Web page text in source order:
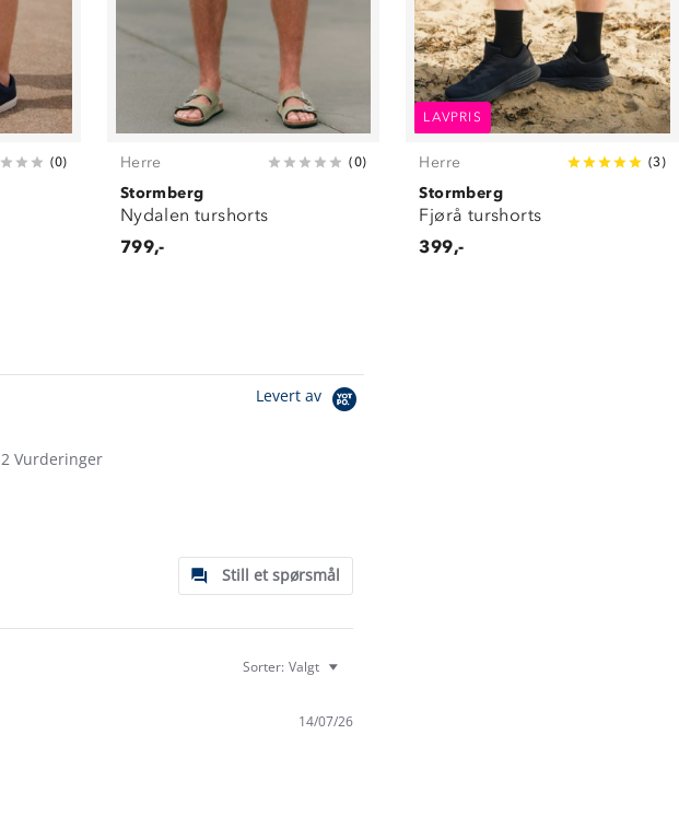
(0) Herre (0)
Stormberg
Nydalen turshorts
799,-
LAVPRIS
Herre (3)
Stormberg
Fjørå turshorts
399,-
Levert av
star
2 Vurderinger
Still et spørsmål
Sorter: Valgt
14/07/26